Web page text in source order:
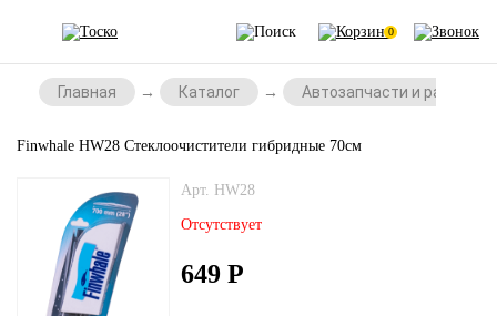
0
Главная Каталог Автозапчасти и
Finwhale HW28 Стеклоочистители гибридные 70см
Арт. HW28
Отсутствует
649 Р